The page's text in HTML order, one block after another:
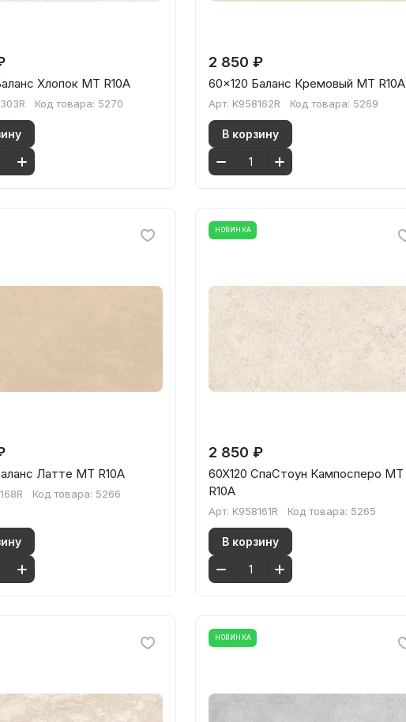
Хлопок МТ R10A
Код товара: 5270
2 850 ₽
60x120 Баланс Кремовый МТ R10A
Арт. K958162R Код товара: 5269
В корзину
Латте МТ R10A
Код товара: 5266
НОВИНКА
2 850 ₽
60X120 СпаСтоун Кампосперо МТ
R10A
Арт. K958161R Код товара: 5265
В корзину
НОВИНКА